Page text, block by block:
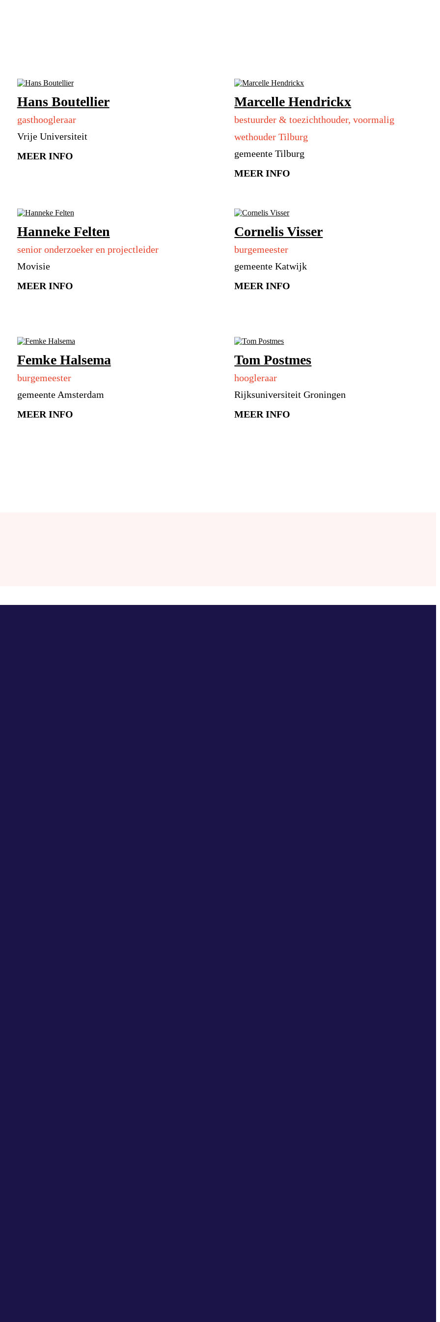
Hans Boutellier
gasthoogleraar
Vrije Universiteit
MEER INFO
Marcelle Hendrickx
bestuurder & toezichthouder, voormalig
wethouder Tilburg
gemeente Tilburg
MEER INFO
Hanneke Felten
senior onderzoeker en projectleider
Movisie
MEER INFO
Cornelis Visser
burgemeester
gemeente Katwijk
MEER INFO
Femke Halsema
burgemeester
gemeente Amsterdam
MEER INFO
Tom Postmes
hoogleraar
Rijksuniversiteit Groningen
MEER INFO